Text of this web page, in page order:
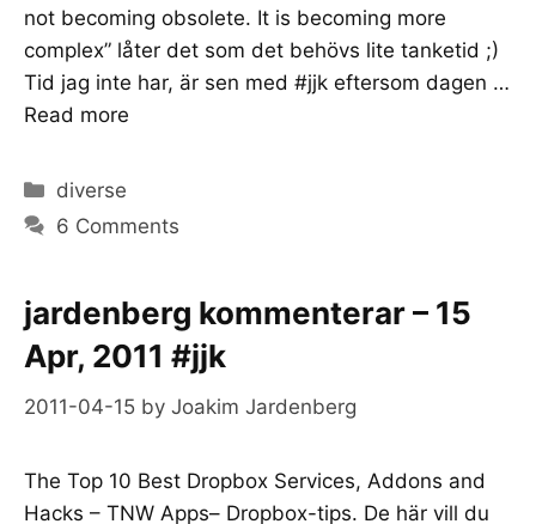
not becoming obsolete. It is becoming more
complex” låter det som det behövs lite tanketid ;)
Tid jag inte har, är sen med #jjk eftersom dagen …
Read more
Categories
diverse
6 Comments
jardenberg kommenterar – 15
Apr, 2011 #jjk
2011-04-15 by Joakim Jardenberg
The Top 10 Best Dropbox Services, Addons and
Hacks – TNW Apps– Dropbox-tips. De här vill du